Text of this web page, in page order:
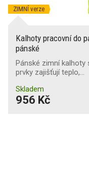
ZIMNÍ verze
Kalhoty pracovní do
pánské
Pánské zimní kalhoty
prvky zajišťují teplo,…
Skladem
956 Kč